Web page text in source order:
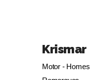
Krismar
Motor - Homes